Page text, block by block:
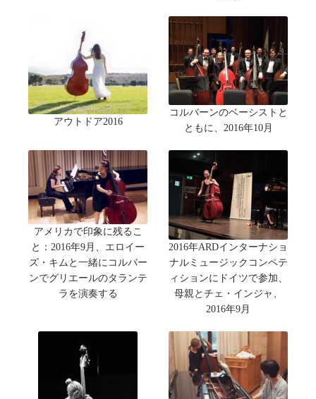
アウトドア2016
コルバーンのベーシストと
ともに、2016年10月
アメリカで印象に残るこ
と：2016年9月、エロイー
ズ・キムと一緒にコルバー
ンでグリエールのタランテ
ラを演奏する
2016年ARDインターナショ
ナルミュージックコンペテ
ィションにドイツで参加、
母親とチェ・インジャ、
2016年9月